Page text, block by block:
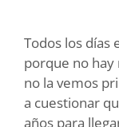
Todos los días
porque no
no la vemos
a cuestionar
años para